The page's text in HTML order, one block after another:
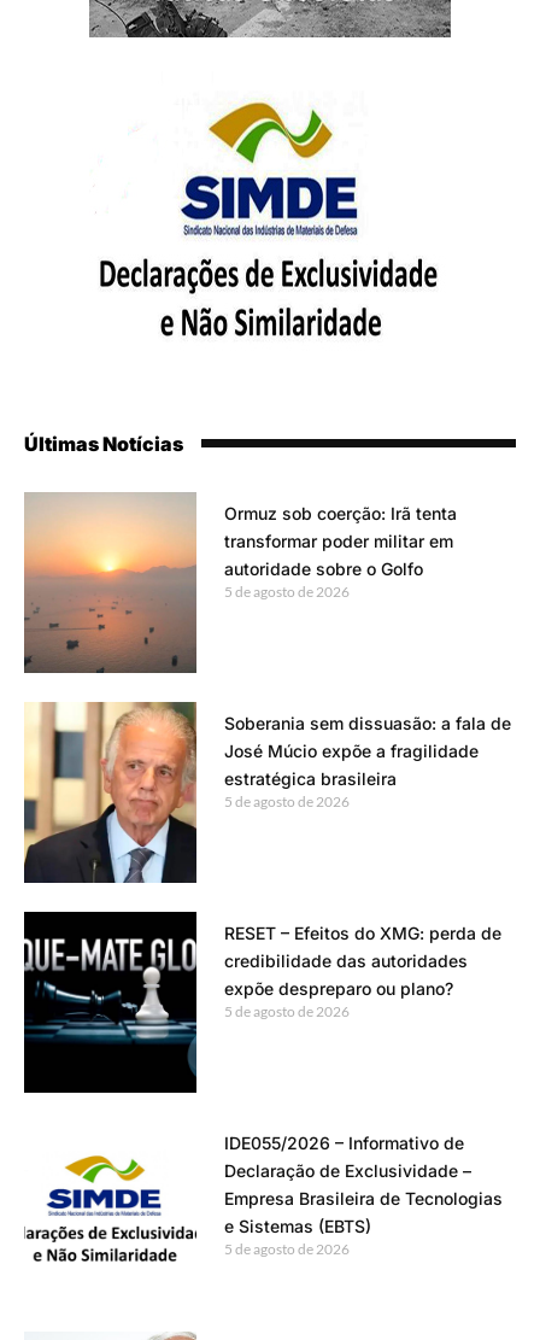
Últimas Notícias
Ormuz sob coerção: Irã tenta
transformar poder militar em
autoridade sobre o Golfo
5 de agosto de 2026
Soberania sem dissuasão: a fala de
José Múcio expõe a fragilidade
estratégica brasileira
5 de agosto de 2026
RESET – Efeitos do XMG: perda de
credibilidade das autoridades
expõe despreparo ou plano?
5 de agosto de 2026
IDE055/2026 – Informativo de
Declaração de Exclusividade –
Empresa Brasileira de Tecnologias
e Sistemas (EBTS)
5 de agosto de 2026